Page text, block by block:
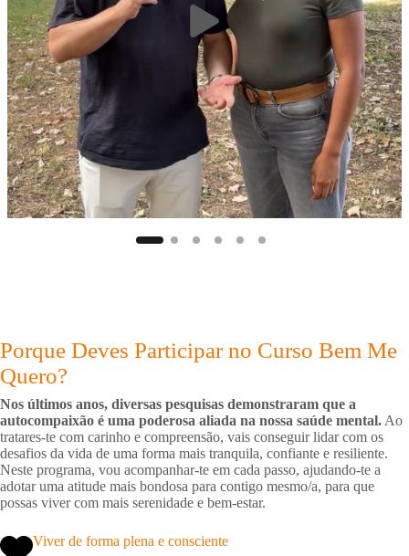
Porque Deves Participar no Curso Bem Me
Quero?
Nos últimos anos, diversas pesquisas demonstraram que a
autocompaixão é uma poderosa aliada na nossa saúde mental. Ao
tratares-te com carinho e compreensão, vais conseguir lidar com os
desafios da vida de uma forma mais tranquila, confiante e resiliente.
Neste programa, vou acompanhar-te em cada passo, ajudando-te a
adotar uma atitude mais bondosa para contigo mesmo/a, para que
possas viver com mais serenidade e bem-estar.
Viver de forma plena e consciente